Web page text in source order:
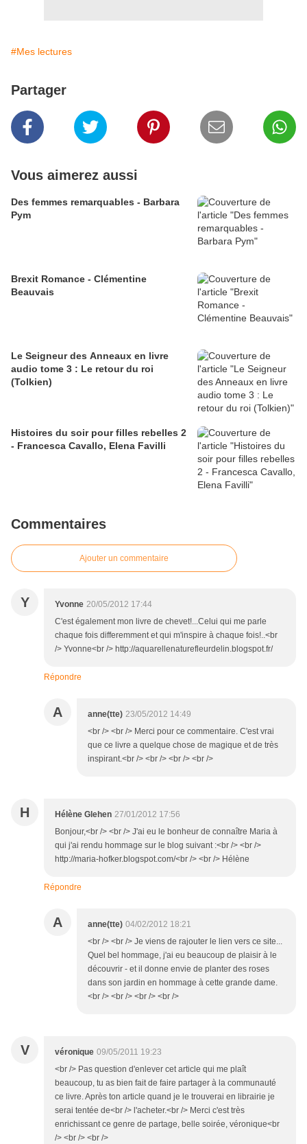
#Mes lectures
Partager
Vous aimerez aussi
Des femmes remarquables - Barbara
Pym
Brexit Romance - Clémentine
Beauvais
Le Seigneur des Anneaux en livre
audio tome 3 : Le retour du roi
(Tolkien)
Histoires du soir pour filles rebelles 2
- Francesca Cavallo, Elena Favilli
Commentaires
Ajouter un commentaire
Y Yvonne 20/05/2012 17:44
C'est également mon livre de chevet!...Celui qui me parle
chaque fois differemment et qui m'inspire à chaque fois!..<br
/> Yvonne<br /> http://aquarellenaturefleurdelin.blogspot.fr/
Répondre
A anne(tte) 23/05/2012 14:49
<br /> <br /> Merci pour ce commentaire. C'est vrai
que ce livre a quelque chose de magique et de très
inspirant.<br /> <br /> <br /> <br />
H Hélène Glehen 27/01/2012 17:56
Bonjour,<br /> <br /> J'ai eu le bonheur de connaître Maria à
qui j'ai rendu hommage sur le blog suivant :<br /> <br />
http://maria-hofker.blogspot.com/<br /> <br /> Hélène
Répondre
A anne(tte) 04/02/2012 18:21
<br /> <br /> Je viens de rajouter le lien vers ce site...
Quel bel hommage, j'ai eu beaucoup de plaisir à le
découvrir - et il donne envie de planter des roses
dans son jardin en hommage à cette grande dame.
<br /> <br /> <br /> <br />
V véronique 09/05/2011 19:23
<br /> Pas question d'enlever cet article qui me plaît
beaucoup, tu as bien fait de faire partager à la communauté
ce livre. Après ton article quand je le trouverai en librairie je
serai tentée de<br /> l'acheter.<br /> Merci c'est très
enrichissant ce genre de partage, belle soirée, véronique<br
/> <br /> <br />